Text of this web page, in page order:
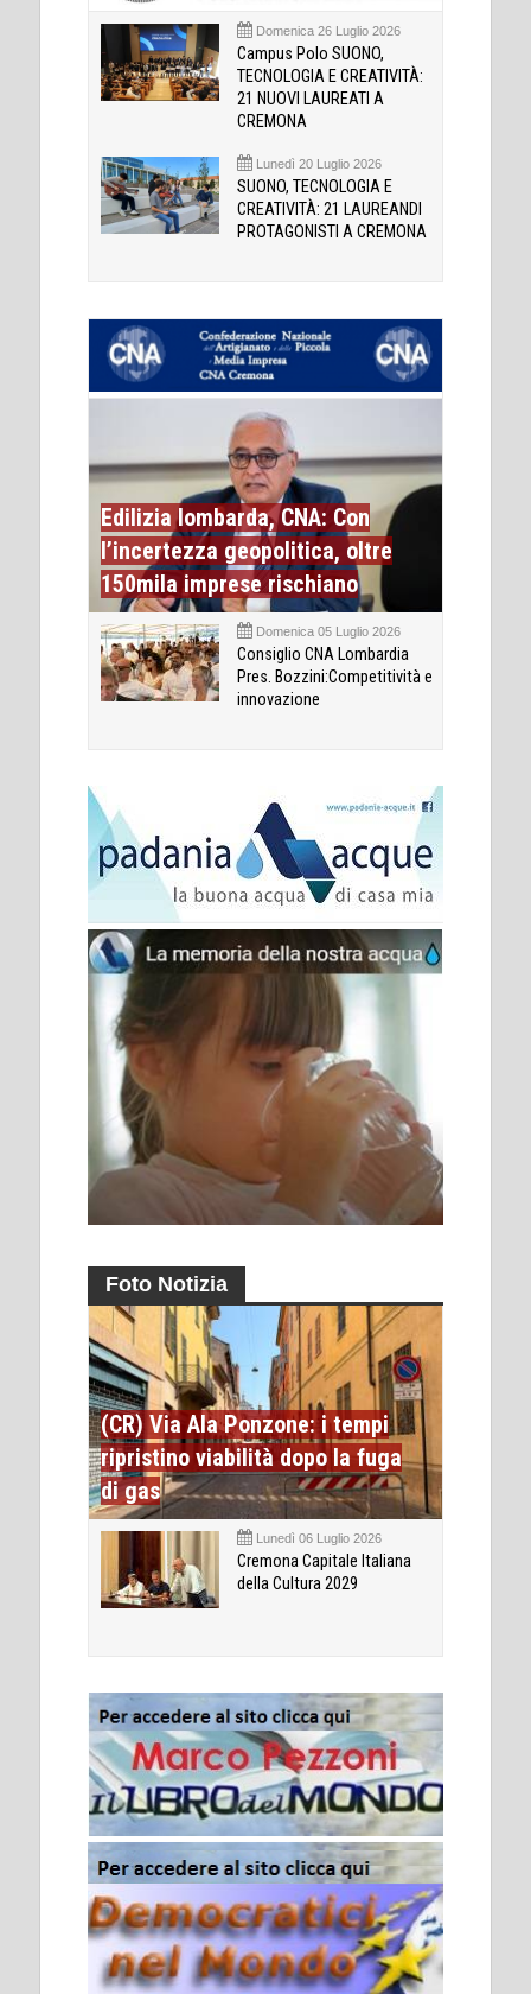
Domenica 26 Luglio 2026
Campus Polo SUONO,
TECNOLOGIA E CREATIVITÀ:
21 NUOVI LAUREATI A
CREMONA
Lunedì 20 Luglio 2026
SUONO, TECNOLOGIA E
CREATIVITÀ: 21 LAUREANDI
PROTAGONISTI A CREMONA
Edilizia lombarda, CNA: Con
l’incertezza geopolitica, oltre
150mila imprese rischiano
Domenica 05 Luglio 2026
Consiglio CNA Lombardia
Pres. Bozzini:Competitività e
innovazione
Foto Notizia
(CR) Via Ala Ponzone: i tempi
ripristino viabilità dopo la fuga
di gas
Lunedì 06 Luglio 2026
Cremona Capitale Italiana
della Cultura 2029